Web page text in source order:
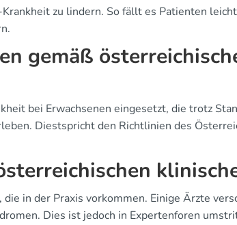
zu lindern. So fällt es Patienten
gemäß
bei Erwachsenen eingesetzt, die trotz
Diestspricht den Richtlinien des
in der Praxis vorkommen. Einige Ärzte
Dies ist jedoch in Expertenforen